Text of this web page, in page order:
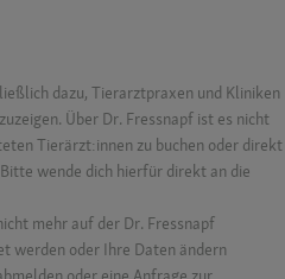
dazu, Tierarztpraxen und Kliniken
Über Dr. Fressnapf ist es nicht
Tierärzt:innen zu buchen oder direkt
wende dich hierfür direkt an die
mehr auf der Dr. Fressnapf
werden oder Ihre Daten ändern